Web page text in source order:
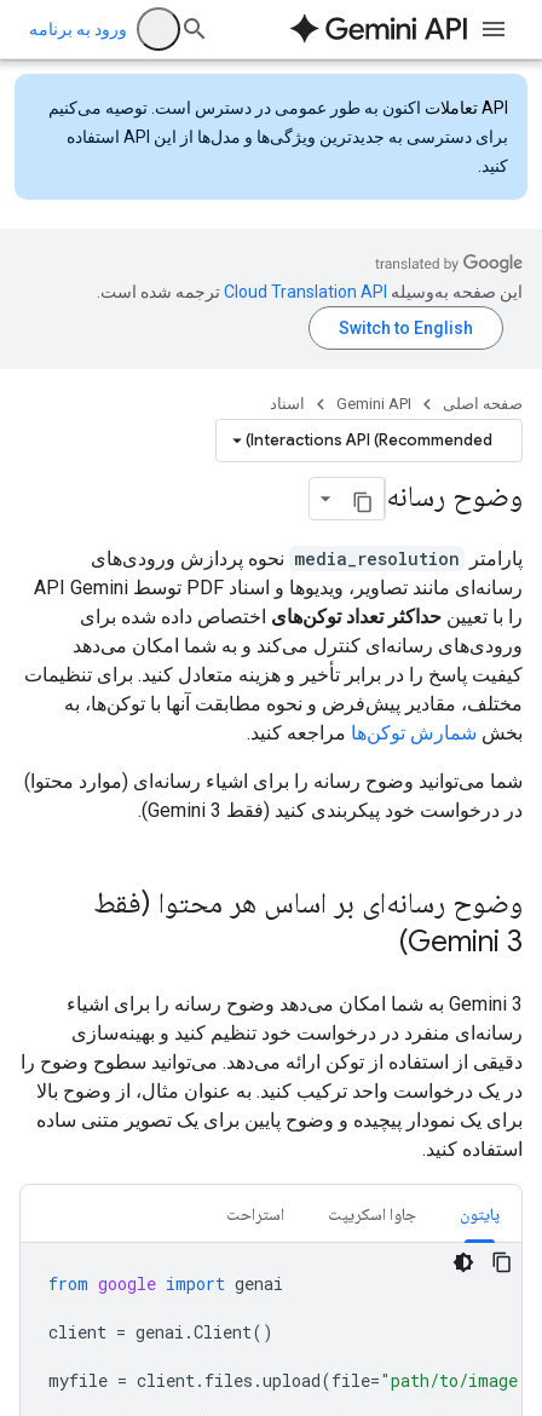
ورود به برنامه
API تعاملات
اکنون به طور عمومی در دسترس است. توصیه می‌کنیم
برای دسترسی به جدیدترین ویژگی‌ها و مدل‌ها از این API استفاده
کنید.
این صفحه به‌وسیله ترجمه شده است.
صفحه اصلی Gemini API اسناد
Interactions API (Recommended)
وضوح رسانه
پارامتر media_resolution نحوه پردازش ورودی‌های
رسانه‌ای مانند تصاویر، ویدیوها و اسناد PDF توسط API Gemini
را با تعیین حداکثر تعداد توکن‌های اختصاص داده شده برای
ورودی‌های رسانه‌ای کنترل می‌کند و به شما امکان می‌دهد
کیفیت پاسخ را در برابر تأخیر و هزینه متعادل کنید. برای تنظیمات
مختلف، مقادیر پیش‌فرض و نحوه مطابقت آنها با توکن‌ها، به
بخش شمارش توکن‌ها مراجعه کنید.
شما می‌توانید وضوح رسانه را برای اشیاء رسانه‌ای (موارد محتوا)
در درخواست خود پیکربندی کنید (فقط Gemini 3).
وضوح رسانه‌ای بر اساس هر محتوا (فقط
Gemini 3)
Gemini 3 به شما امکان می‌دهد وضوح رسانه را برای اشیاء
رسانه‌ای منفرد در درخواست خود تنظیم کنید و بهینه‌سازی
دقیقی از استفاده از توکن ارائه می‌دهد. می‌توانید سطوح وضوح را
در یک درخواست واحد ترکیب کنید. به عنوان مثال، از وضوح بالا
برای یک نمودار پیچیده و وضوح پایین برای یک تصویر متنی ساده
استفاده کنید.
پایتون جاوا اسکریپت استراحت
from google import genai
client = genai .Client()
myfile = client. files .upload(file="path/to/